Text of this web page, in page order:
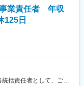
事業責任者 年収
125日
括責任者として、ご活